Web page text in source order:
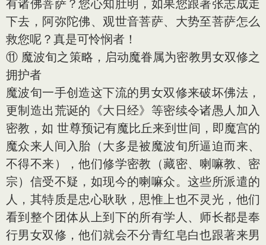
有诸佛菩萨？您心知肚明，如果您跟著张志成走
下去，阿弥陀佛、观世音菩萨、大势至菩萨怎么
救您呢？真是可怜悯者！
⑪ 魔波旬之策略，启动魔眷属为密教男女双修之
拥护者
魔波旬一手创造这下流的男女双修来破坏佛法，
更制造出荒诞的《大日经》等密续令诸愚人加入
密教，如 世尊预记有魔比丘来到世间，即魔宫的
魔众来人间入胎（大多是被魔波旬所逼迫而来、
不得不来），他们修学密教（藏密、喇嘛教、密
宗）信受不疑，如现今的喇嘛众。这些所派遣的
人，其特质是忠心耿耿，思惟上也不灵光，他们
看到整个团体从上到下的所有学人、师长都是奉
行男女双修，他们就会不分青红皂白也跟著来男